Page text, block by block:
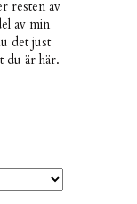
resten av
av min
det just
du är här.